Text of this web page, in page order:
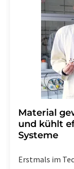
Material
und kühlt
Systeme
Erstmals im